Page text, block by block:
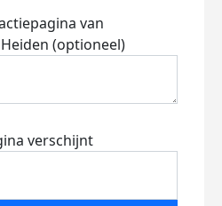
van
(optioneel)
verschijnt